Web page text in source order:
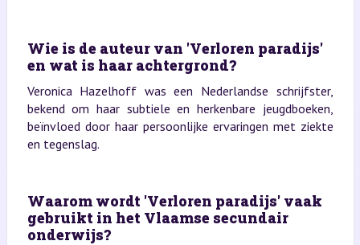
Wie is de auteur van 'Verloren paradijs'
en wat is haar achtergrond?
Veronica Hazelhoff was een Nederlandse schrijfster,
bekend om haar subtiele en herkenbare jeugdboeken,
beïnvloed door haar persoonlijke ervaringen met ziekte
en tegenslag.
Waarom wordt 'Verloren paradijs' vaak
gebruikt in het Vlaamse secundair
onderwijs?